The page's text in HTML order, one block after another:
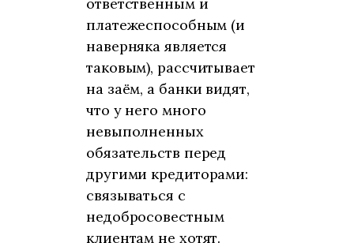
платежеспособным (и
наверняка является
таковым), рассчитывает
на заём, а банки видят,
что у него много
невыполненных
обязательств перед
другими кредиторами:
связываться с
недобросовестным
клиентам не хотят.